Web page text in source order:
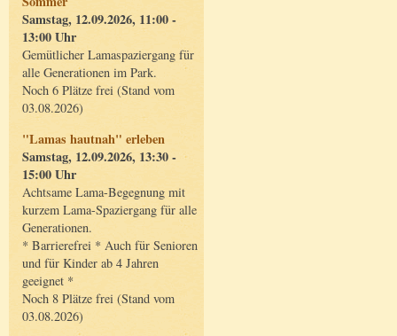
Samstag, 12.09.2026, 11:00 -
13:00 Uhr
Gemütlicher Lamaspaziergang für
alle Generationen im Park.
Noch 6 Plätze frei (Stand vom
03.08.2026)
"Lamas hautnah" erleben
Samstag, 12.09.2026, 13:30 -
15:00 Uhr
Achtsame Lama-Begegnung mit
kurzem Lama-Spaziergang für alle
Generationen.
* Barrierefrei * Auch für Senioren
und für Kinder ab 4 Jahren
geeignet *
Noch 8 Plätze frei (Stand vom
03.08.2026)